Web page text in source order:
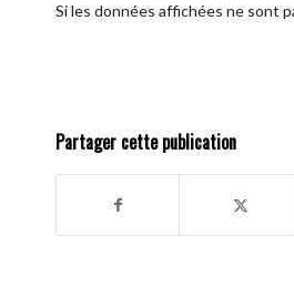
Si les données affichées ne sont
Partager cette publication